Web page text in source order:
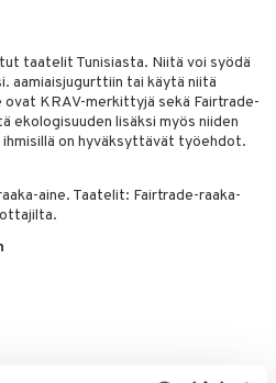
taatelit Tunisiasta. Niitä voi syödä
aamiaisjugurttiin tai käytä niitä
ovat KRAV-merkittyjä sekä Fairtrade-
lisäksi myös niiden
on hyväksyttävät työehdot.
aine. Taatelit: Fairtrade-raaka-